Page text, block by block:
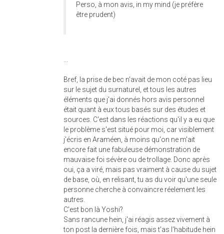
Perso, à mon avis, in my mind (je préfère
être prudent)
Bref, la prise de bec n'avait de mon coté pas lieu
sur le sujet du surnaturel, et tous les autres
éléments que j'ai donnés hors avis personnel
était quant à eux tous basés sur des études et
sources. C'est dans les réactions qu'il y a eu que
le problème s'est situé pour moi, car visiblement
j'écris en Araméen, à moins qu'on ne m'ait
encore fait une fabuleuse démonstration de
mauvaise foi sévère ou de trollage. Donc après
oui, ça a viré, mais pas vraiment à cause du sujet
de base, où, en relisant, tu as du voir qu'une seule
personne cherche à convaincre réelement les
autres.
C'est bon là Yoshi?
Sans rancune hein, j'ai réagis assez vivement à
ton post la dernière fois, mais t'as l'habitude hein